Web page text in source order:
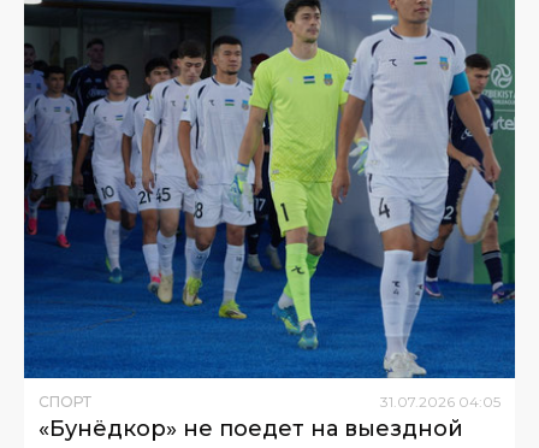
СПОРТ 31.07.2026 04:05
«Бунёдкор» не поедет на выездной